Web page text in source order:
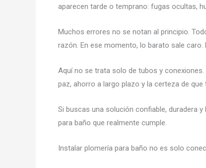
aparecen tarde o temprano: fugas ocultas,
Muchos errores no se notan al principio.
razón. En ese momento, lo barato sale caro.
Aquí no se trata solo de tubos y
paz, ahorro a largo plazo y la certeza de
Si buscas una solución confiable, duradera
para baño que realmente cumple.
Instalar plomería para baño no es solo